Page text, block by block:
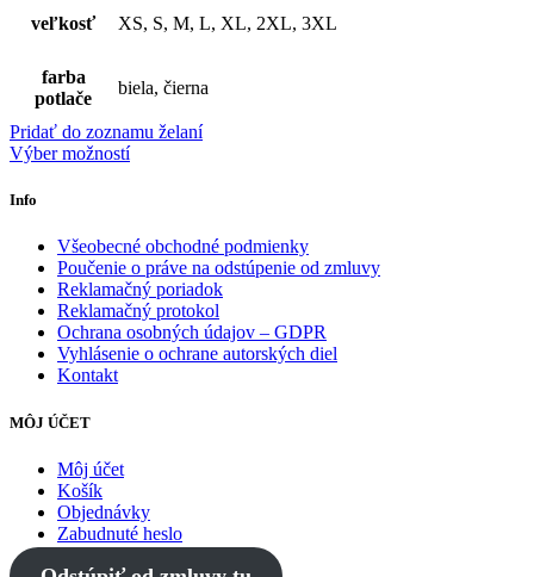
veľkosť XS, S, M, L, XL, 2XL, 3XL
farba
potlače
biela, čierna
Pridať do zoznamu želaní
Výber možností
Info
Všeobecné obchodné podmienky
Poučenie o práve na odstúpenie od zmluvy
Reklamačný poriadok
Reklamačný protokol
Ochrana osobných údajov – GDPR
Vyhlásenie o ochrane autorských diel
Kontakt
MÔJ ÚČET
Môj účet
Košík
Objednávky
Zabudnuté heslo